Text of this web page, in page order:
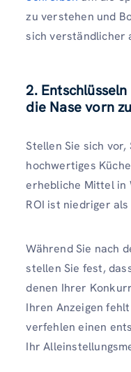
zu verstehen und
sich verständlicher
2.
die Nase vorn
Stellen Sie sich
hochwertiges
erhebliche Mittel in
ROI ist niedriger
Während Sie nach
stellen Sie fest,
denen Ihrer
Ihren Anzeigen
verfehlen einen
Ihr